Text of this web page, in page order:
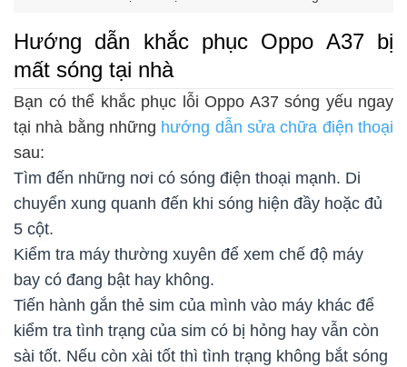
Hướng dẫn khắc phục Oppo A37 bị
mất sóng tại nhà
Bạn có thể khắc phục lỗi Oppo A37 sóng yếu ngay
tại nhà bằng những hướng dẫn sửa chữa điện thoại
sau:
Tìm đến những nơi có sóng điện thoại mạnh. Di
chuyển xung quanh đến khi sóng hiện đầy hoặc đủ
5 cột.
Kiểm tra máy thường xuyên để xem chế độ máy
bay có đang bật hay không.
Tiến hành gắn thẻ sim của mình vào máy khác để
kiểm tra tình trạng của sim có bị hỏng hay vẫn còn
sài tốt. Nếu còn xài tốt thì tình trạng không bắt sóng